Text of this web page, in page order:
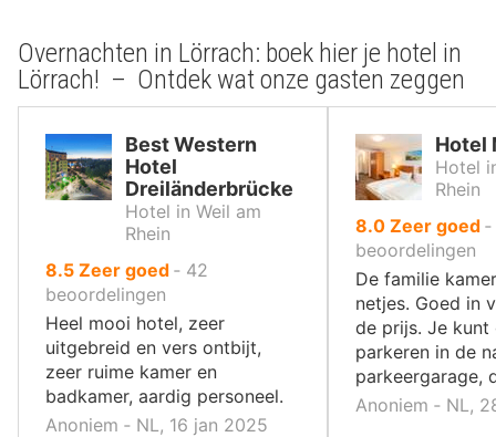
Overnachten in Lörrach: boek hier je hotel in
Lörrach! – Ontdek wat onze gasten zeggen
Best Western
Hotel
Dreiländerbrücke
Hotel in Weil am
Rhein
8.5uit
10
,
Zeer goed ‐ 42
beoordelingen
Heel mooi hotel, zeer
uitgebreid en vers ontbijt,
zeer ruime kamer en
badkamer, aardig personeel.
Anoniem ‐ NL, 16 jan 2025
Hotel
Hotel
Rhein
8.0uit
10
,
Zeer goed ‐
beoordelingen
De familie
netjes. Goed in
de prijs. Je kunt
parkeren in de
parkeergarage,
Anoniem ‐ NL,